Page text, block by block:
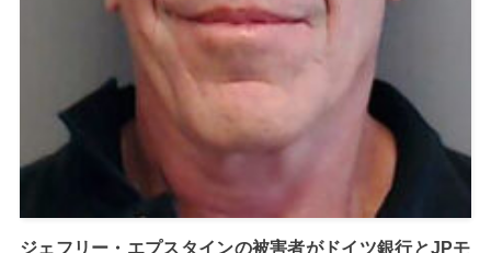
ジェフリー・エプスタインの被害者がドイツ銀行とJPモ